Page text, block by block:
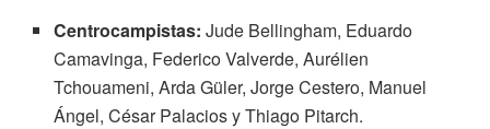
Centrocampistas:Jude Bellingham, Eduardo
Camavinga, Federico Valverde, Aurélien
Tchouameni, Arda Güler, Jorge Cestero, Manuel
Ángel, César Palacios y Thiago Pitarch.